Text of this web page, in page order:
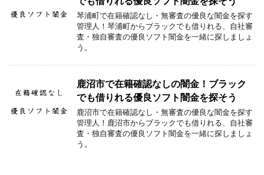
琴浦町で在籍確認なし・無審査の優良な闇金を探す
管理人！琴浦町からブラックでも借りれる、自社審
査・独自審査の優良ソフト闇金を一緒に探しましょ
う。
鹿沼市で在籍確認なしの闇金！ブラック
でも借りれる優良ソフト闇金を探そう
鹿沼市で在籍確認なし・無審査の優良な闇金を探す
管理人！鹿沼市からブラックでも借りれる、自社審
査・独自審査の優良ソフト闇金を一緒に探しましょ
う。